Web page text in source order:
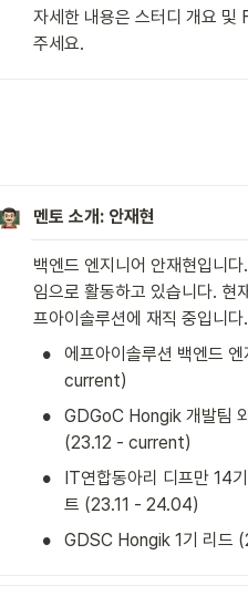
자세한 내용은 스터디 개요 및
주세요.
멘토 소개: 안재현
백엔드 엔지니어 안재현입니다
임으로 활동하고 있습니다. 현
프아이솔루션에 재직 중입니다.
•
에프아이솔루션 백엔드
current)
•
GDGoC Hongik 개발팀
(23.12 - current)
•
IT연합동아리 디프만 14
트 (23.11 - 24.04)
• GDSC Hongik 1기 리드